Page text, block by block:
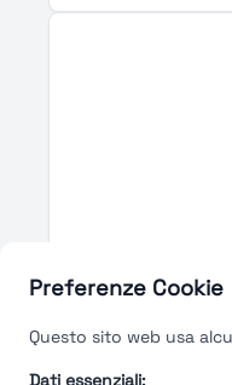
Preferenze Cookie
Questo sito web usa
Dati essenziali: